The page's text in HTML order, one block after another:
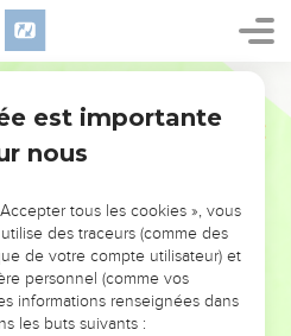
L’ÉVÉNEMENT
!
VOUS ÉVITER LES
?
est importante
nous
tous les cookies », vous
des traceurs (comme des
de votre compte utilisateur) et
personnel (comme vos
informations renseignées dans
les buts suivants :